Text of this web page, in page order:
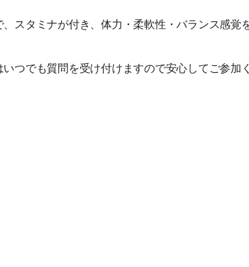
スタミナが付き、体力・柔軟性・バランス感覚
つでも質問を受け付けますので安心してご参加